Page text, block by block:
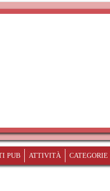
PUB ATTIVITÀ CATEGORIE